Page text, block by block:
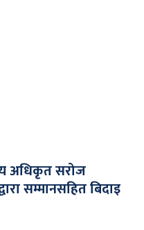
अधिकृत सरोज
सम्मानसहित बिदाइ